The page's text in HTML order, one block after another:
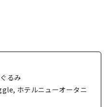
るみ
ホテルニューオータニ